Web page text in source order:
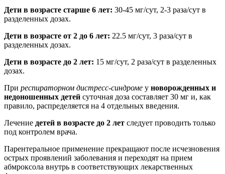
Дети в возрасте старше 6 лет: 30-45 мг/сут, 2-3 раза/сут в
разделенных дозах.
Дети в возрасте от 2 до 6 лет: 22.5 мг/сут, 3 раза/сут в
разделенных дозах.
Дети в возрасте до 2 лет: 15 мг/сут, 2 раза/сут в разделенных
дозах.
При респираторном дистресс-синдроме у новорожденных и
недоношенных детей суточная доза составляет 30 мг и, как
правило, распределяется на 4 отдельных введения.
Лечение детей в возрасте до 2 лет следует проводить только
под контролем врача.
Парентеральное применение прекращают после исчезновения
острых проявлений заболевания и переходят на прием
абмроксола внутрь в соответствующих лекарственных